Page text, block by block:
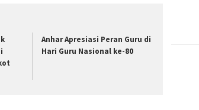
Anhar Apresiasi Peran Guru di
Hari Guru Nasional ke-80